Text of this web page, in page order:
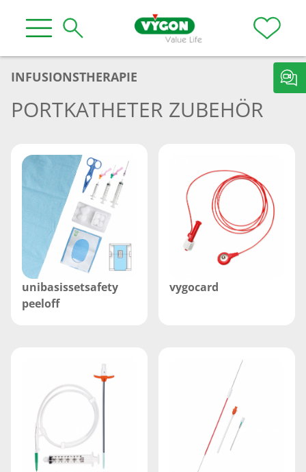
INFUSIONSTHERAPIE
PORTKATHETER ZUBEHÖR
unibasissetsafety
peeloff
vygocard